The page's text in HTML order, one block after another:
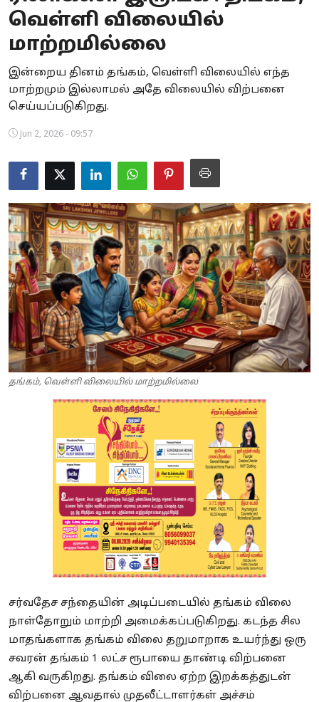
Business
Crime
Tamilnadu
Astrology
Spirituality
Weather
Politics
வெள்ளி விலையில்
மாற்றமில்லை
இன்றைய தினம் தங்கம், வெள்ளி விலையில் எந்த
மாற்றமும் இல்லாமல் அதே விலையில் விற்பனை
செய்யப்படுகிறது.
Jun 2, 2026 - 09:57
தங்கம், வெள்ளி விலையில் மாற்றமில்லை
சர்வதேச சந்தையின் அடிப்படையில் தங்கம் விலை
நாள்தோறும் மாற்றி அமைக்கப்படுகிறது. கடந்த சில
மாதங்களாக தங்கம் விலை தறுமாறாக உயர்ந்து ஒரு
சவரன் தங்கம் 1 லட்ச ரூபாயை தாண்டி விற்பனை
ஆகி வருகிறது. தங்கம் விலை ஏற்ற இறக்கத்துடன்
விற்பனை ஆவதால் முதலீட்டாளர்கள் அச்சம்